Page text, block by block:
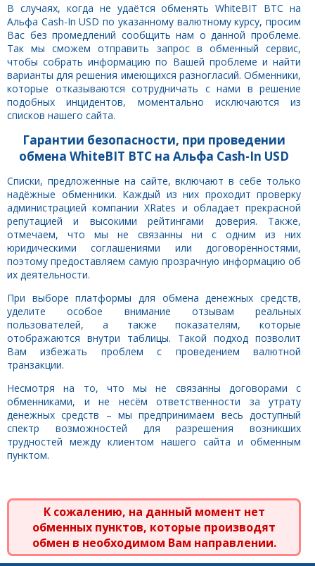
В случаях, когда не удаётся обменять WhiteBIT BTC на
Альфа Cash-In USD по указанному валютному курсу, просим
Вас без промедлений сообщить нам о данной проблеме.
Так мы сможем отправить запрос в обменный сервис,
чтобы собрать информацию по Вашей проблеме и найти
варианты для решения имеющихся разногласий. Обменники,
которые отказываются сотрудничать с нами в решение
подобных инцидентов, моментально исключаются из
списков нашего сайта.
Гарантии безопасности, при проведении
обмена WhiteBIT BTC на Альфа Cash-In USD
Списки, предложенные на сайте, включают в себе только
надёжные обменники. Каждый из них проходит проверку
администрацией компании XRates и обладает прекрасной
репутацией и высокими рейтингами доверия. Также,
отмечаем, что мы не связанны ни с одним из них
юридическими соглашениями или договорённостями,
поэтому предоставляем самую прозрачную информацию об
их деятельности.
При выборе платформы для обмена денежных средств,
уделите особое внимание отзывам реальных
пользователей, а также показателям, которые
отображаются внутри таблицы. Такой подход позволит
Вам избежать проблем с проведением валютной
транзакции.
Несмотря на то, что мы не связанны договорами с
обменниками, и не несём ответственности за утрату
денежных средств – мы предпринимаем весь доступный
спектр возможностей для разрешения возникших
трудностей между клиентом нашего сайта и обменным
пунктом.
К сожалению, на данный момент нет
обменных пунктов, которые производят
обмен в необходимом Вам направлении.